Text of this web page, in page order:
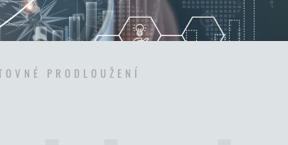
PRODLOUŽENÍ